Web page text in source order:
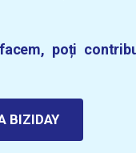
poți
BIZIDAY